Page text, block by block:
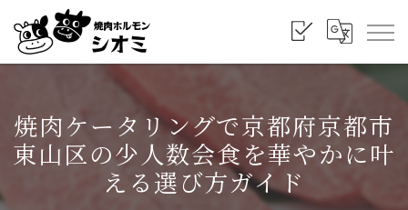
焼肉ケータリングで京都府京都市
東山区の少人数会食を華やかに叶
える選び方ガイド